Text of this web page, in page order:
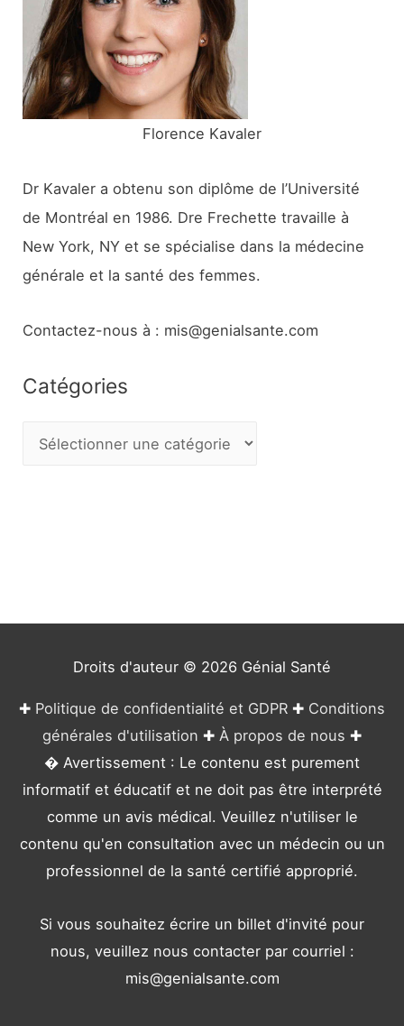
:
Florence Kavaler
Dr Kavaler a obtenu son diplôme de l’Université
de Montréal en 1986. Dre Frechette travaille à
New York, NY et se spécialise dans la médecine
générale et la santé des femmes.
Contactez-nous à : mis@genialsante.com
Catégories
Droits d'auteur © 2026 Génial Santé
✚ Politique de confidentialité et GDPR ✚ Conditions
générales d'utilisation ✚ À propos de nous ✚
� Avertissement : Le contenu est purement
informatif et éducatif et ne doit pas être interprété
comme un avis médical. Veuillez n'utiliser le
contenu qu'en consultation avec un médecin ou un
professionnel de la santé certifié approprié.
Si vous souhaitez écrire un billet d'invité pour
nous, veuillez nous contacter par courriel :
mis@genialsante.com